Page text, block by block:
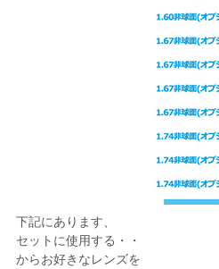
下記にあります、
セットに使用する・・
からお好きなレンズを